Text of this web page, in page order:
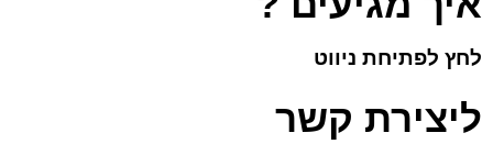
לחץ לפתיחת ניווט
ליצירת קשר